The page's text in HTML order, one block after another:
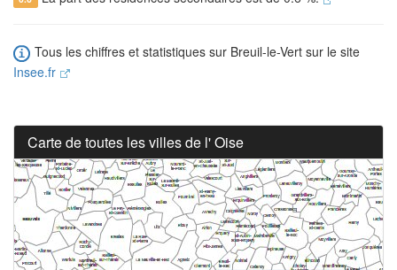
Tous les chiffres et statistiques sur Breuil-le-Vert sur le site
Insee.fr
Carte de toutes les villes de l' Oise